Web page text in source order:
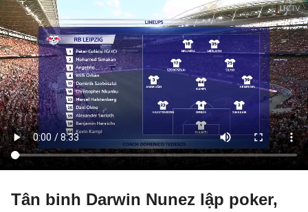
Tân binh Darwin Nunez lập poker,